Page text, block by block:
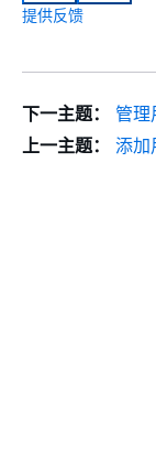
提供反馈
下一主题：
管理
上一主题：
添加